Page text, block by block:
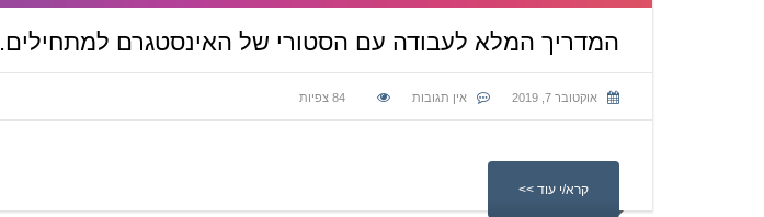
המדריך המלא לעבודה עם הסטורי של האינסטגרם למתחילים.
אוקטובר 7, 2019 אין תגובות 84 צפיות
קרא/י עוד >>